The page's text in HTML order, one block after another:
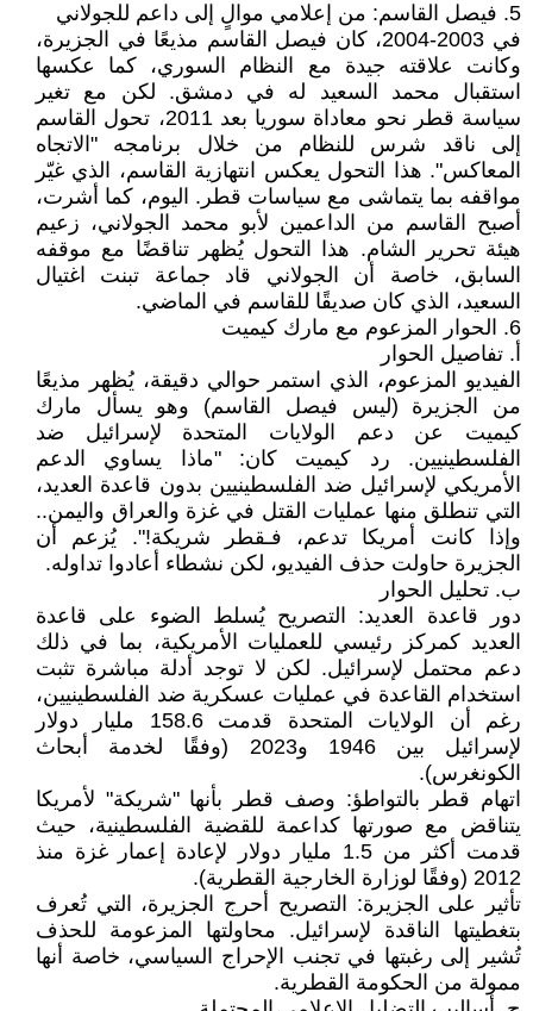
5. فيصل القاسم: من إعلامي موالٍ إلى داعم للجولاني
في 2003-2004، كان فيصل القاسم مذيعًا في الجزيرة،
وكانت علاقته جيدة مع النظام السوري، كما عكسها
استقبال محمد السعيد له في دمشق. لكن مع تغير
سياسة قطر نحو معاداة سوريا بعد 2011، تحول القاسم
إلى ناقد شرس للنظام من خلال برنامجه "الاتجاه
المعاكس". هذا التحول يعكس انتهازية القاسم، الذي غيّر
مواقفه بما يتماشى مع سياسات قطر. اليوم، كما أشرت،
أصبح القاسم من الداعمين لأبو محمد الجولاني، زعيم
هيئة تحرير الشام. هذا التحول يُظهر تناقضًا مع موقفه
السابق، خاصة أن الجولاني قاد جماعة تبنت اغتيال
السعيد، الذي كان صديقًا للقاسم في الماضي.
6. الحوار المزعوم مع مارك كيميت
أ. تفاصيل الحوار
الفيديو المزعوم، الذي استمر حوالي دقيقة، يُظهر مذيعًا
من الجزيرة (ليس فيصل القاسم) وهو يسأل مارك
كيميت عن دعم الولايات المتحدة لإسرائيل ضد
الفلسطينيين. رد كيميت كان: "ماذا يساوي الدعم
الأمريكي لإسرائيل ضد الفلسطينيين بدون قاعدة العديد،
التي تنطلق منها عمليات القتل في غزة والعراق واليمن..
وإذا كانت أمريكا تدعم، فـقطر شريكة!". يُزعم أن
الجزيرة حاولت حذف الفيديو، لكن نشطاء أعادوا تداوله.
ب. تحليل الحوار
دور قاعدة العديد: التصريح يُسلط الضوء على قاعدة
العديد كمركز رئيسي للعمليات الأمريكية، بما في ذلك
دعم محتمل لإسرائيل. لكن لا توجد أدلة مباشرة تثبت
استخدام القاعدة في عمليات عسكرية ضد الفلسطينيين،
رغم أن الولايات المتحدة قدمت 158.6 مليار دولار
لإسرائيل بين 1946 و2023 (وفقًا لخدمة أبحاث
الكونغرس).
اتهام قطر بالتواطؤ: وصف قطر بأنها "شريكة" لأمريكا
يتناقض مع صورتها كداعمة للقضية الفلسطينية، حيث
قدمت أكثر من 1.5 مليار دولار لإعادة إعمار غزة منذ
2012 (وفقًا لوزارة الخارجية القطرية).
تأثير على الجزيرة: التصريح أحرج الجزيرة، التي تُعرف
بتغطيتها الناقدة لإسرائيل. محاولتها المزعومة للحذف
تُشير إلى رغبتها في تجنب الإحراج السياسي، خاصة أنها
ممولة من الحكومة القطرية.